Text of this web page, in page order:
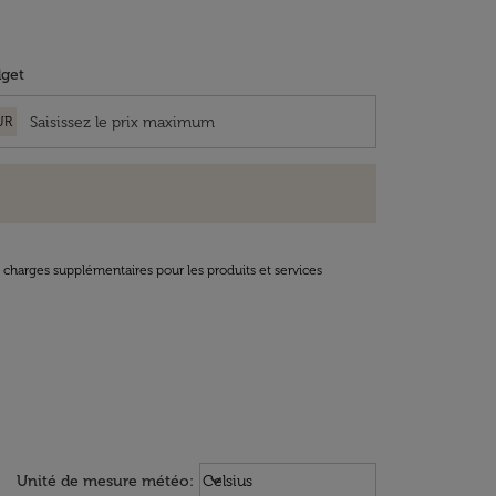
supplémentaires pour les produits et services
Unité de mesure météo: Weather unit option Celsius
Celsius
keyboard_arrow_down